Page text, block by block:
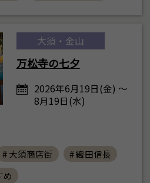
大須・金山
万松寺の七夕
2026年6月19日(金) ～
8月19日(水)
# 大須商店街
# 織田信長
め